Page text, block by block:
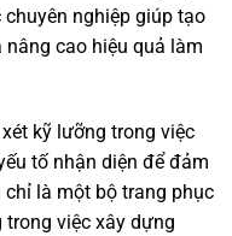
nghiệp giúp tạo
cao hiệu quả làm
kỹ lưỡng trong việc
tố nhận diện để đảm
là một bộ trang phục
việc xây dựng